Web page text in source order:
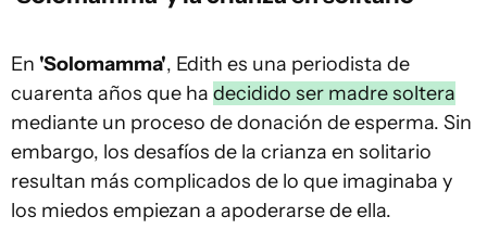
En 'Solomamma', Edith es una periodista de
cuarenta años que ha decidido ser madre soltera
mediante un proceso de donación de esperma. Sin
embargo, los desafíos de la crianza en solitario
resultan más complicados de lo que imaginaba y
los miedos empiezan a apoderarse de ella.